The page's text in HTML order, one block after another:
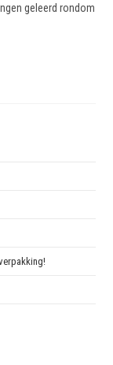
geleerd rondom